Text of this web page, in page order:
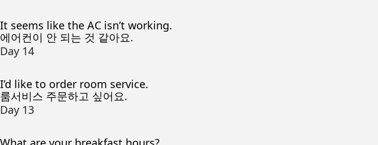
It seems like the AC isn’t working.
에어컨이 안 되는 것 같아요.
Day 14
I’d like to order room service.
룸서비스 주문하고 싶어요.
Day 13